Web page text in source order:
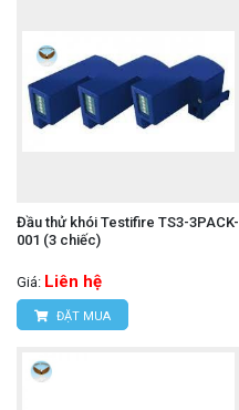
Đầu thử khói Testifire TS3-3PACK-
001 (3 chiếc)
Giá: Liên hệ
ĐẶT MUA